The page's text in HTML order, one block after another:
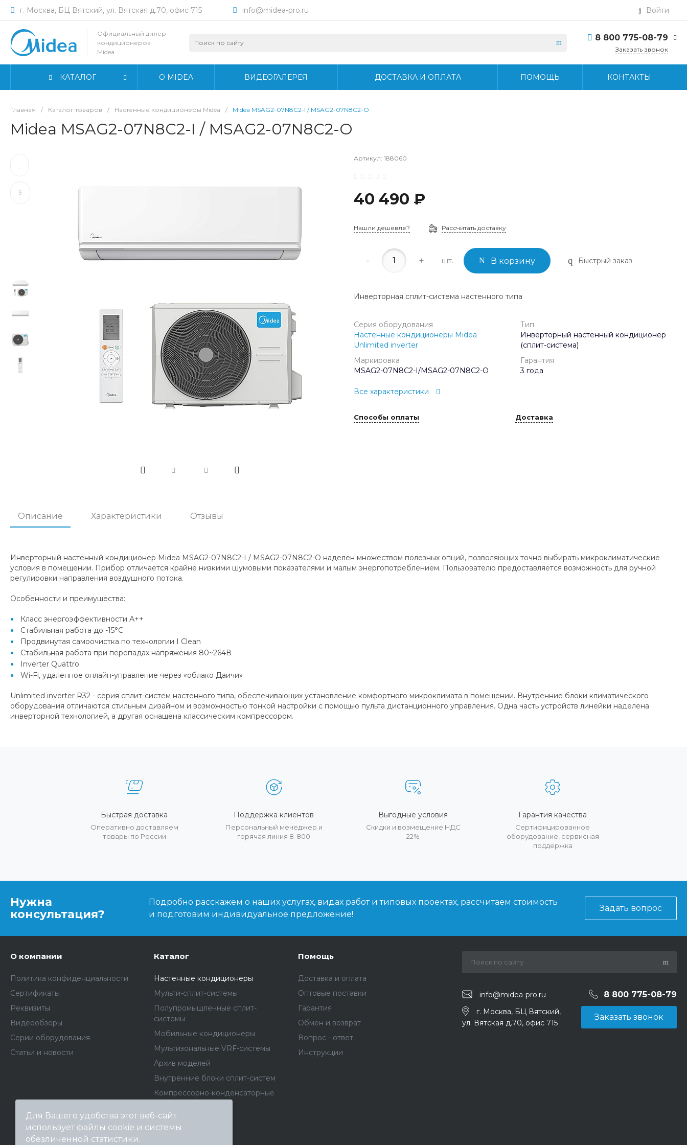
г. Москва, БЦ Вятский, ул. Вятская д.70, офис 715 info@midea-pro.ru Войти
Официальный дилер
кондиционеров
Midea
8 800 775-08-79
г. Москва, БЦ Вятский,
Заказать звонок
КАТАЛОГ О MIDEA ВИДЕОГАЛЕРЕЯ ДОСТАВКА И ОПЛАТА ПОМОЩЬ КОНТАКТЫ
Главная / Каталог товаров / Настенные кондиционеры Midea / Midea MSAG2-07N8C2-I / MSAG2-07N8C2-O
Midea MSAG2-07N8C2-I / MSAG2-07N8C2-O
Артикул: 188060
40 490 ₽
Нашли дешевле? Рассчитать доставку
- + шт. В корзину Быстрый заказ
Инверторная сплит-система настенного типа
Серия оборудования
Настенные кондиционеры Midea
Unlimited inverter
Тип
Инверторный настенный кондиционер
(сплит-система)
Маркировка
MSAG2-07N8C2-I/MSAG2-07N8C2-O
Гарантия
3 года
Все характеристики
Способы оплаты Доставка
Описание Характеристики Отзывы
Инверторный настенный кондиционер Midea MSAG2-07N8C2-I / MSAG2-07N8C2-O наделен множеством полезных опций, позволяющих точно выбирать микроклиматические
условия в помещении. Прибор отличается крайне низкими шумовыми показателями и малым энергопотреблением. Пользователю предоставляется возможность для ручной
регулировки направления воздушного потока.
Особенности и преимущества:
Класс энергоэффективности А++
Стабильная работа до -15°С
Продвинутая самоочистка по технологии I Clean
Стабильная работа при перепадах напряжения 80~264В
Inverter Quattro
Wi-Fi, удаленное онлайн-управление через «облако Даичи»
Unlimited inverter R32 - серия сплит-систем настенного типа, обеспечивающих установление комфортного микроклимата в помещении. Внутренние блоки климатического
оборудования отличаются стильным дизайном и возможностью тонкой настройки с помощью пульта дистанционного управления. Одна часть устройств линейки наделена
инверторной технологией, а другая оснащена классическим компрессором.
Быстрая доставка
Оперативно доставляем
товары по России
Поддержка клиентов
Персональный менеджер и
горячая линия 8-800
Выгодные условия
Скидки и возмещение НДС
22%
Гарантия качества
Сертифицированное
оборудование, сервисная
поддержка
Нужна
консультация?
Подробно расскажем о наших услугах, видах работ и типовых проектах, рассчитаем стоимость
и подготовим индивидуальное предложение!
Задать вопрос
О компании
Политика конфиденциальности
Сертификаты
Реквизиты
Видеообзоры
Серии оборудования
Статьи и новости
Каталог
Настенные кондиционеры
Мульти-сплит-системы
Полупромышленные сплит-
системы
Мобильные кондиционеры
Мультизональные VRF-системы
Архив моделей
Внутренние блоки сплит-систем
Компрессорно-конденсаторные
Фанкойлы
Чиллеры
Помощь
Доставка и оплата
Оптовые поставки
Гарантия
Обмен и возврат
Вопрос - ответ
Инструкции
info@midea-pro.ru 8 800 775-08-79
г. Москва, БЦ Вятский,
ул. Вятская д.70, офис 715
Заказать звонок
Для Вашего удобства этот веб-сайт
использует файлы cookie и системы
обезличенной статистики.